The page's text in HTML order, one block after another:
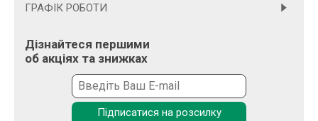
ГРАФІК РОБОТИ
Дізнайтеся першими
об акціях та знижках
Підписатися на розсилку